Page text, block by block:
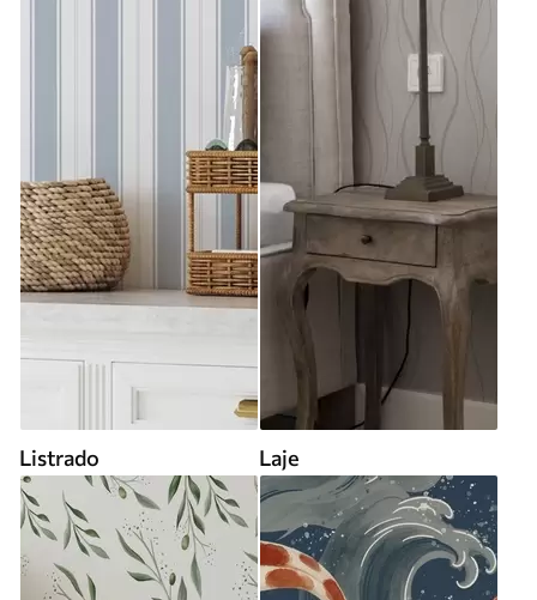
Listrado Laje